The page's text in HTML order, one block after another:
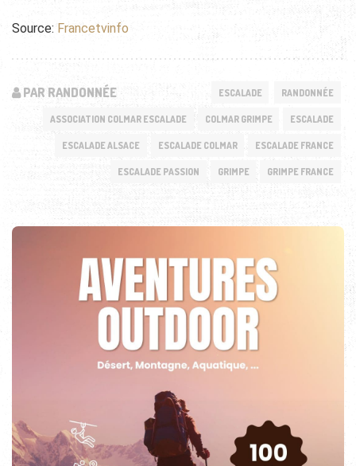
Source: Francetvinfo
PAR RANDONNÉE ESCALADE RANDONNÉE
ASSOCIATION COLMAR ESCALADE COLMAR GRIMPE ESCALADE
ESCALADE ALSACE ESCALADE COLMAR ESCALADE FRANCE
ESCALADE PASSION GRIMPE GRIMPE FRANCE